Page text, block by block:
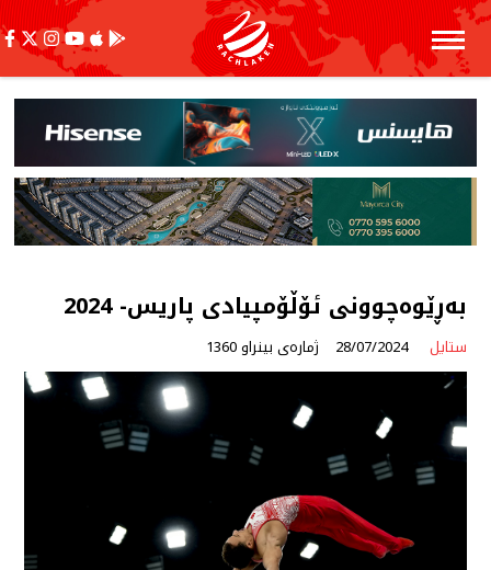
بەڕێوەچوونی ئۆڵۆمپیادی پاریس- 2024
ستایل 28/07/2024 ژمارەی بینراو 1360